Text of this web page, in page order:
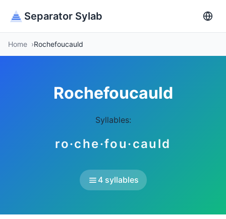
Separator Sylab
Home Rochefoucauld
Rochefoucauld
Syllables:
ro·che·fou·cauld
4 syllables